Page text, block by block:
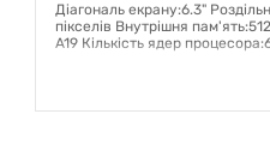
Діагональ екрану:6.3"
пікселів Внутрішня
A19 Кількість ядер